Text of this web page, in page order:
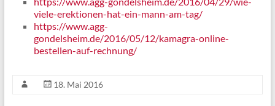
viele-erektionen-hat-ein-mann-am-tag/
https://www.agg-
gondelsheim.de/2016/05/12/kamagra-online-
bestellen-auf-rechnung/
18. Mai 2016